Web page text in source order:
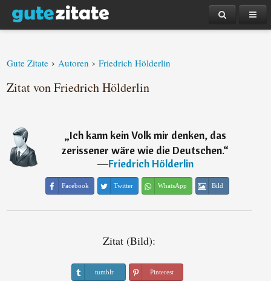
Gute Zitate › Autoren › Friedrich Hölderlin
Zitat von Friedrich Hölderlin
„Ich kann kein Volk mir denken, das
zerissener wäre wie die Deutschen.“
―Friedrich Hölderlin
Facebook Twitter WhatsApp Bild
Zitat (Bild):
tumblr Pinterest